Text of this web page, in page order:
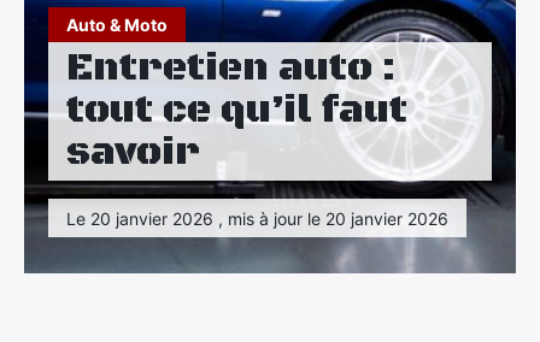
Auto & Moto
Entretien auto :
tout ce qu’il faut
savoir
Le 20 janvier 2026 , mis à jour le 20 janvier 2026
Lifestyle
Maison
Santé
Tourisme